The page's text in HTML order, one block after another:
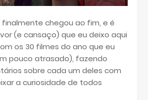
finalmente chegou ao fim, e é
(e cansaço) que eu deixo aqui
os 30 filmes do ano que eu
pouco atrasado), fazendo
sobre cada um deles com
a curiosidade de todos